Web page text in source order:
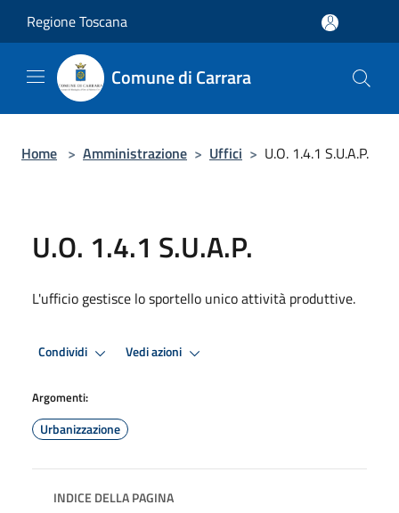
Regione Toscana
Comune di Carrara
Home > Amministrazione > Uffici > U.O. 1.4.1 S.U.A.P.
U.O. 1.4.1 S.U.A.P.
L'ufficio gestisce lo sportello unico attività produttive.
Condividi Vedi azioni
Argomenti:
Urbanizzazione
INDICE DELLA PAGINA